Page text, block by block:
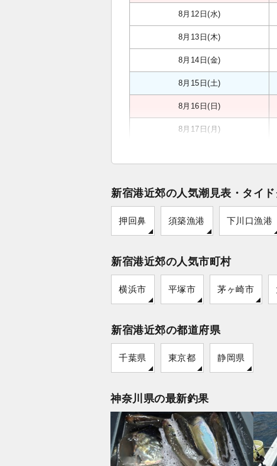
8月12日(水)
8月13日(木)
8月14日(金)
8月15日(土)
8月16日(日)
8月17日(月)
新宿港近郊の人気潮見表・タイ
押回鼻 須築漁港 下川口漁港
新宿港近郊の人気市町村
横浜市 平塚市 茅ヶ崎市
新宿港近郊の都道府県
千葉県 東京都 静岡県
神奈川県の最新釣果